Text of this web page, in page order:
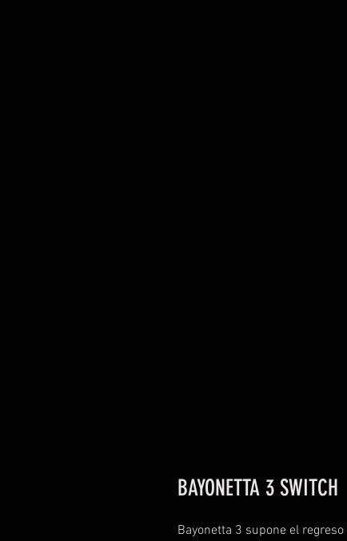
BAYONETTA 3 SWITCH
Bayonetta 3 supone el